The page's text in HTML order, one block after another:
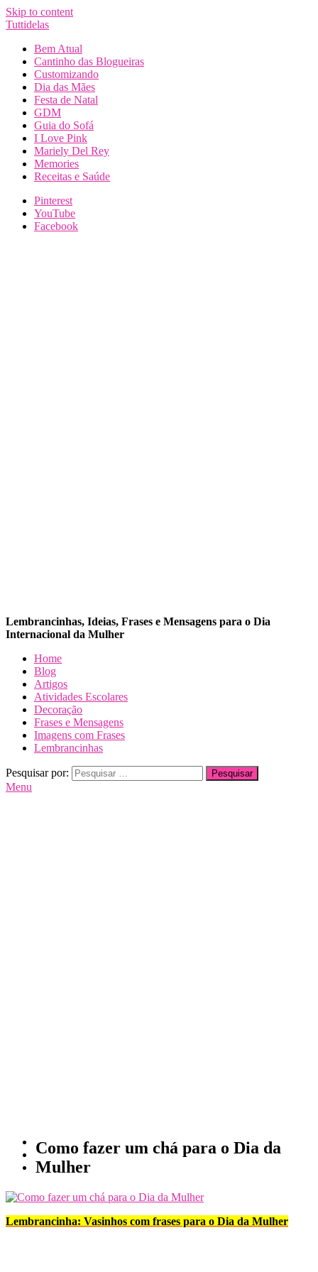
Skip to content
Tuttidelas
Bem Atual
Cantinho das Blogueiras
Customizando
Dia das Mães
Festa de Natal
GDM
Guia do Sofá
I Love Pink
Mariely Del Rey
Memories
Receitas e Saúde
Pinterest
YouTube
Facebook
Dia da Mulher
Lembrancinhas, Ideias, Frases e Mensagens para o Dia
Internacional da Mulher
Dia da Mulher
Dia da Mulher
Home
Blog
Artigos
Atividades Escolares
Decoração
Frases e Mensagens
Imagens com Frases
Lembrancinhas
Pesquisar por:
Menu
Como fazer um chá para o Dia da
Mulher
Lembrancinha: Vasinhos com frases para o Dia da Mulher